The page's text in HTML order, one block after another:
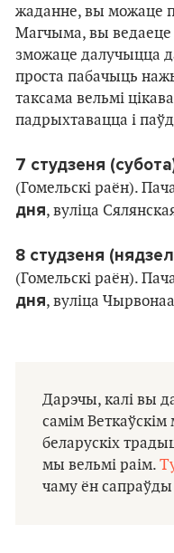
жаданне, вы можаце
Магчыма, вы ведаеце
зможаце далучыцца
проста пабачыць
таксама вельмі
падрыхтавацца і
7 студзеня
(Гомельскі раён).
дня, вуліца
8 студзеня
(Гомельскі раён).
дня, вуліца
Дарэчы, калі вы
самім Веткаўскім
беларускіх
мы вельмі раім.
чаму ён